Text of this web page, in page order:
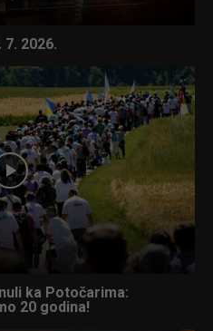
7. 2026.
ka Potočarima:
20 godina!